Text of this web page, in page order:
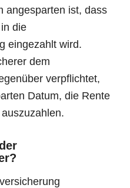
angesparten ist, dass
die
eingezahlt wird.
dem
verpflichtet,
Datum, die Rente